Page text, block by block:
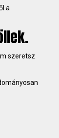
a
szeretsz